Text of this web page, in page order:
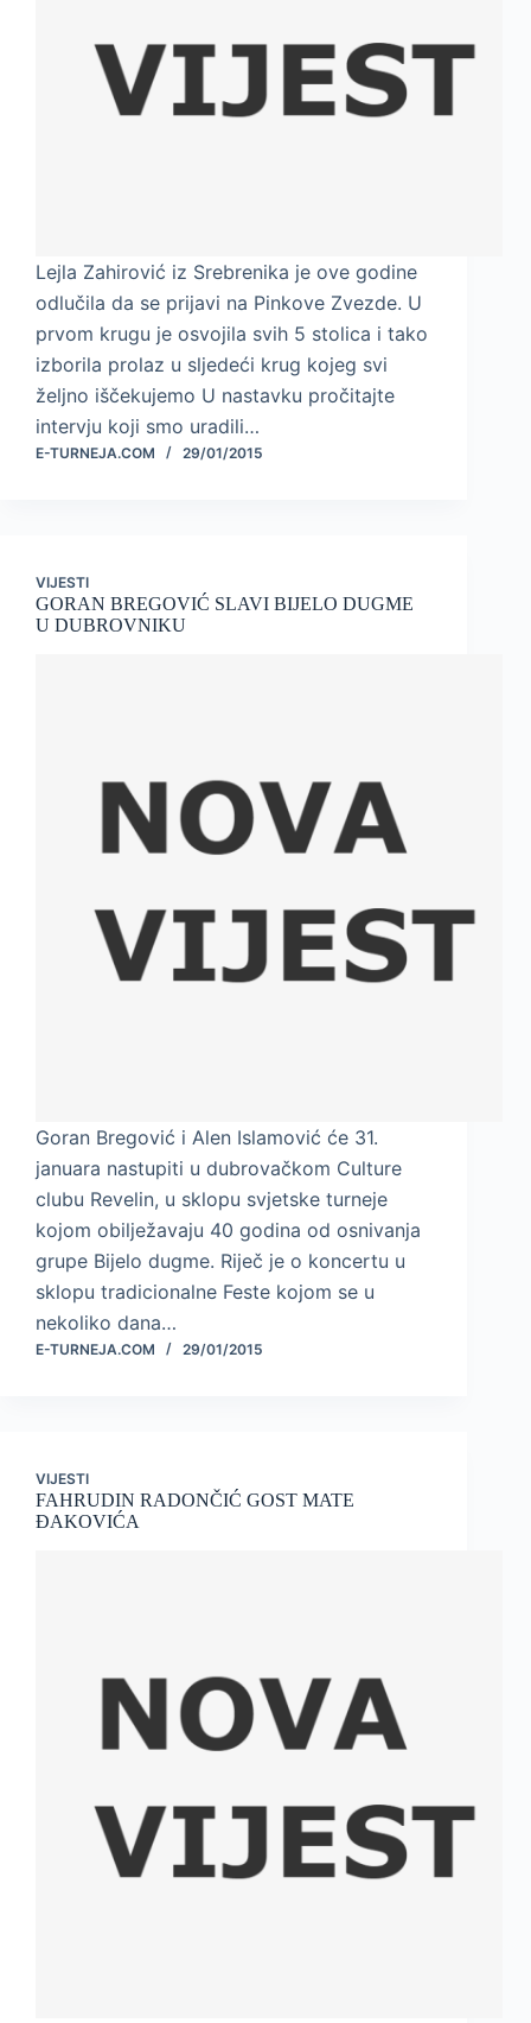
Lejla Zahirović iz Srebrenika je ove godine
odlučila da se prijavi na Pinkove Zvezde. U
prvom krugu je osvojila svih 5 stolica i tako
izborila prolaz u sljedeći krug kojeg svi
željno iščekujemo U nastavku pročitajte
intervju koji smo uradili…
E-TURNEJA.COM 29/01/2015
VIJESTI
GORAN BREGOVIĆ SLAVI BIJELO DUGME
U DUBROVNIKU
Goran Bregović i Alen Islamović će 31.
januara nastupiti u dubrovačkom Culture
clubu Revelin, u sklopu svjetske turneje
kojom obilježavaju 40 godina od osnivanja
grupe Bijelo dugme. Riječ je o koncertu u
sklopu tradicionalne Feste kojom se u
nekoliko dana…
E-TURNEJA.COM 29/01/2015
VIJESTI
FAHRUDIN RADONČIĆ GOST MATE
ĐAKOVIĆA